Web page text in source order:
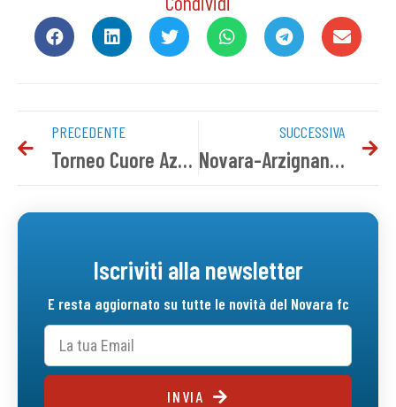
PRECEDENTE
Torneo Cuore Azzurro – 2^ edizione
SUCCESSIVA
Novara-Arzignano V.: i convocati azzurri
Iscriviti alla newsletter
E resta aggiornato su tutte le novità del Novara fc
INVIA